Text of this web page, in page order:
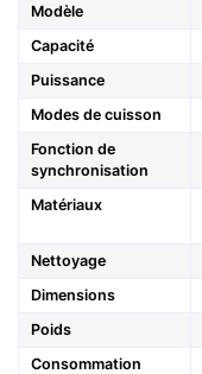
Modèle
Capacité
Puissance
Modes de cuisson
Fonction de
synchronisation
Matériaux
Nettoyage
Dimensions
Poids
Consommation